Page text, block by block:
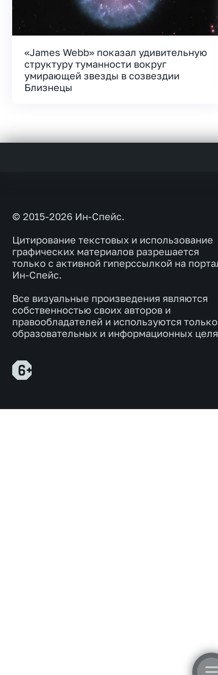
«James Webb» показал удивительную
структуру туманности вокруг
умирающей звезды в созвездии
Близнецы
© 2015-2026 Ин-Спейс.
Цитирование текстовых и использование
графических материалов разрешается
только с активной гиперссылкой на
Ин-Спейс.
Все визуальные произведения являются
собственностью своих авторов и
правообладателей и используются
образовательных и информационных